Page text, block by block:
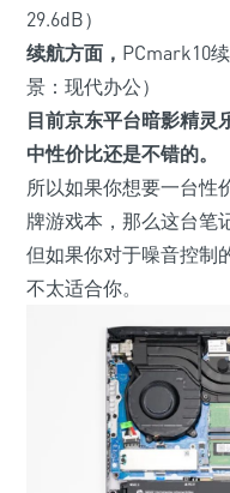
29.6dB）
续航方面， PCmark10
景：现代办公）
目前京东平台暗影精灵
中性价比还是不错的。
所以如果你想要一台性
牌游戏本，那么这台笔
但如果你对于噪音控制
不太适合你。